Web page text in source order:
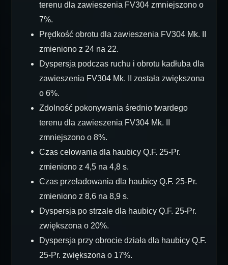
terenu dla zawieszenia FV304 zmniejszono o
7%.
Prędkość obrotu dla zawieszenia FV304 Mk. II
zmieniono z 24 na 22.
Dyspersja podczas ruchu i obrotu kadłuba dla
zawieszenia FV304 Mk. II została zwiększona
o 6%.
Zdolność pokonywania średnio twardego
terenu dla zawieszenia FV304 Mk. II
zmniejszono o 8%.
Czas celowania dla haubicy Q.F. 25-Pr.
zmieniono z 4,5 na 4,8 s.
Czas przeładowania dla haubicy Q.F. 25-Pr.
zmieniono z 8,6 na 8,9 s.
Dyspersja po strzale dla haubicy Q.F. 25-Pr.
zwiększona o 20%.
Dyspersja przy obrocie działa dla haubicy Q.F.
25-Pr. zwiększona o 17%.